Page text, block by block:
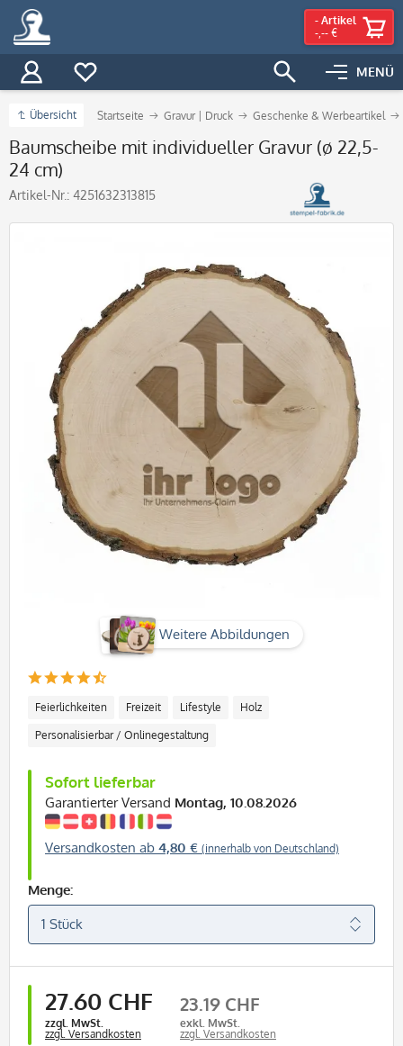
MENÜ
- Artikel
-,-- €
Übersicht Startseite Gravur | Druck Geschenke & Werbeartikel
Baumscheibe mit individueller Gravur (ø 22,5-
24 cm)
Artikel-Nr.: 4251632313815
Weitere Abbildungen
Feierlichkeiten Freizeit Lifestyle Holz
Personalisierbar / Onlinegestaltung
Sofort lieferbar
Garantierter Versand Montag, 10.08.2026
Versandkosten ab 4,80 € (innerhalb von Deutschland)
Menge:
27.60 CHF
zzgl. MwSt.
zzgl. Versandkosten
23.19 CHF
exkl. MwSt.
zzgl. Versandkosten